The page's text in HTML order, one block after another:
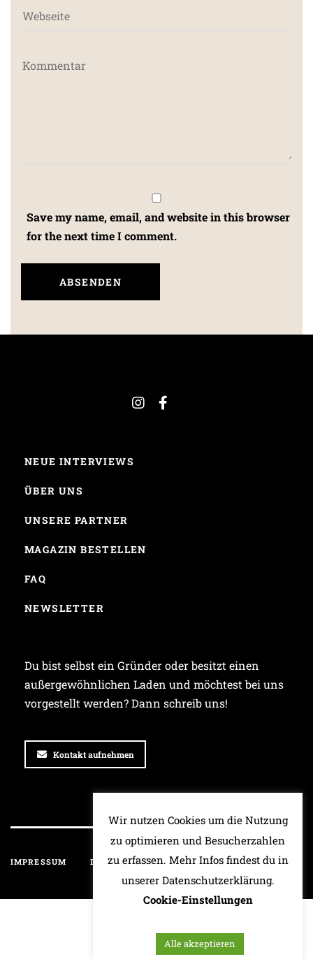
Save my name, email, and website in this browser
for the next time I comment.
NEUE INTERVIEWS
ÜBER UNS
UNSERE PARTNER
MAGAZIN BESTELLEN
FAQ
NEWSLETTER
Du bist selbst ein Gründer oder besitzt einen
außergewöhnlichen Laden und möchtest bei uns
vorgestellt werden? Dann schreib uns!
Kontakt aufnehmen
IMPRESSUM DATENSCHUTZ HAFTUNGSAUSSCHLUSS
Wir nutzen Cookies um die Nutzung
zu optimieren und Besucherzahlen
zu erfassen. Mehr Infos findest du in
unserer Datenschutzerklärung.
Cookie-Einstellungen
Alle akzeptieren